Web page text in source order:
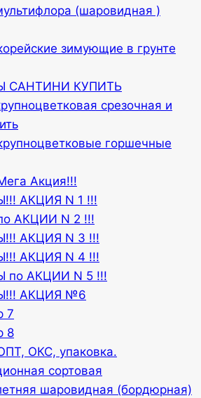
(шаровидная )
зимующие в грунте
САНТИНИ КУПИТЬ
срезочная и
горшечные
Акция!!!
АКЦИЯ N 1 !!!
АКЦИИ N 2 !!!
АКЦИЯ N 3 !!!
АКЦИЯ N 4 !!!
по АКЦИИ N 5 !!!
АКЦИЯ №6
7
8
ОКС, упаковка.
сортовая
шаровидная (бордюрная)